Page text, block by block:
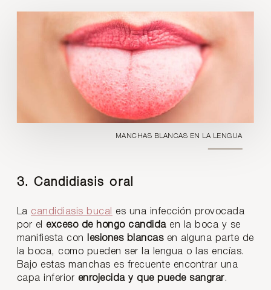
MANCHAS BLANCAS EN LA LENGUA
3. Candidiasis oral
La candidiasis bucal
es una infección provocada
por el exceso de hongo candida en la boca y se
manifiesta con
lesiones blancasen alguna parte de
la boca, como pueden ser la lengua o las encías.
Bajo estas manchas es frecuente encontrar una
capa inferior enrojecida y que puede sangrar.